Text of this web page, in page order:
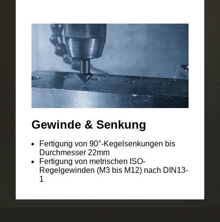
Gewinde & Senkung
Fertigung von 90°-Kegelsenkungen bis
Durchmesser 22mm
Fertigung von metrischen ISO-
Regelgewinden (M3 bis M12) nach DIN13-
1